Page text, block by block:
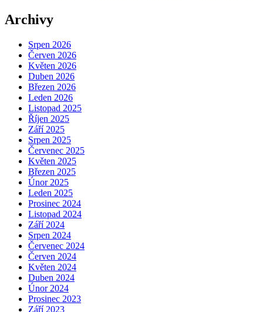
Archivy
Srpen 2026
Červen 2026
Květen 2026
Duben 2026
Březen 2026
Leden 2026
Listopad 2025
Říjen 2025
Září 2025
Srpen 2025
Červenec 2025
Květen 2025
Březen 2025
Únor 2025
Leden 2025
Prosinec 2024
Listopad 2024
Září 2024
Srpen 2024
Červenec 2024
Červen 2024
Květen 2024
Duben 2024
Únor 2024
Prosinec 2023
Září 2023